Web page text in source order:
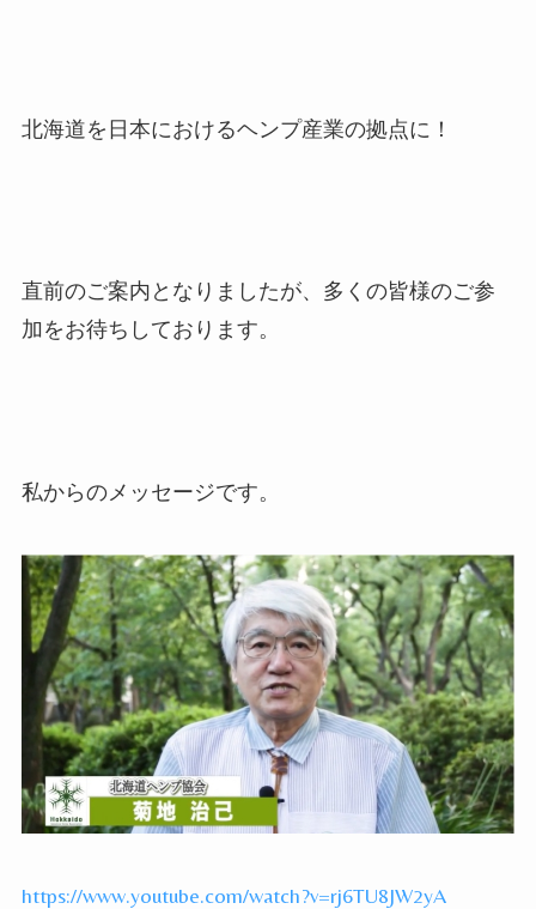
北海道を日本におけるヘンプ産業の拠点に！
直前のご案内となりましたが、多くの皆様のご参
加をお待ちしております。
私からのメッセージです。
https://www.youtube.com/watch?v=rj6TU8JW2yA